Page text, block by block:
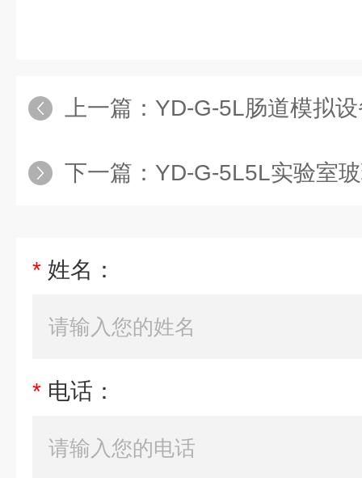
上一篇： YD-G-5L肠道模拟
下一篇： YD-G-5L5L实验室
* 姓名：
* 电话：